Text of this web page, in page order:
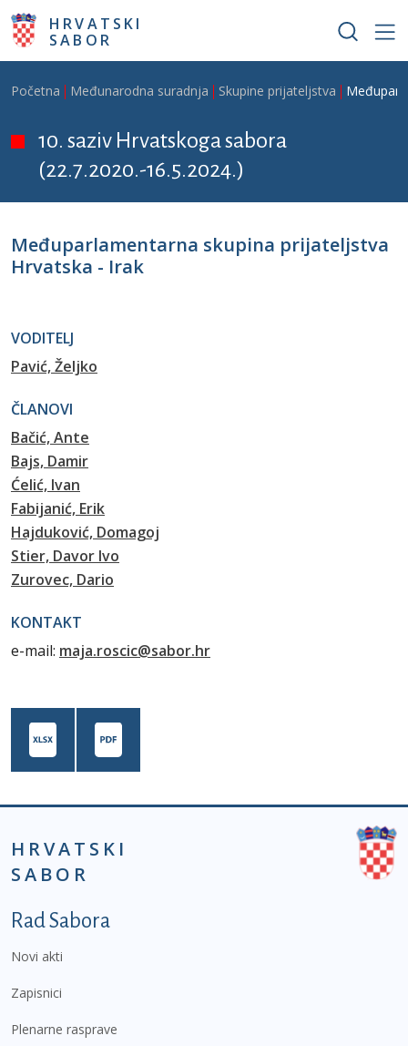
Skoči na glavni sadržaj
HRVATSKI
SABOR
Breadcrumb
Početna Međunarodna suradnja Skupine prijateljstva
10. saziv Hrvatskoga sabora
(22.7.2020.-16.5.2024.)
Međuparlamentarna skupina prijateljstva
Hrvatska - Irak
VODITELJ
Pavić, Željko
ČLANOVI
Bačić, Ante
Bajs, Damir
Ćelić, Ivan
Fabijanić, Erik
Hajduković, Domagoj
Stier, Davor Ivo
Zurovec, Dario
KONTAKT
e-mail: maja.roscic@sabor.hr
HRVATSKI
SABOR
Podnožje prvi izbornik
Rad Sabora
Novi akti
Zapisnici
Plenarne rasprave